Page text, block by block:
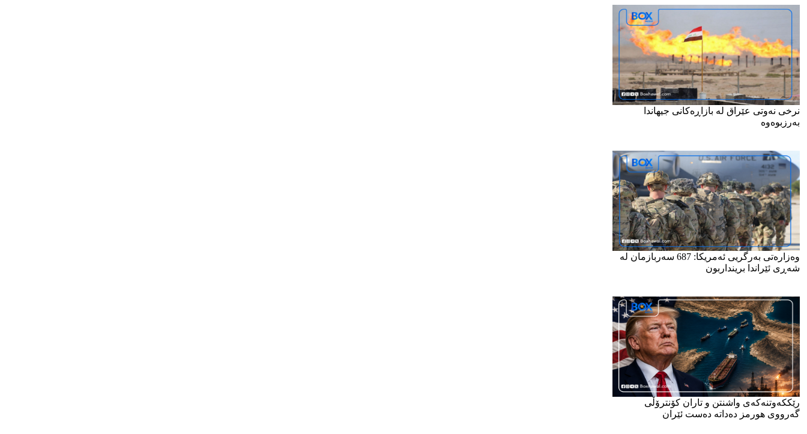
نرخی نەوتی عێراق لە بازاڕەکانی جیهاندا
بەرزبوەوە
وەزارەتی بەرگریی ئەمریکا: 687 سەربازمان لە
شەڕی ئێراندا برینداربون
رێککەوتنەکەی واشنتن و تاران کۆنترۆڵی
گەرووی هورمز دەداتە دەست ئێران